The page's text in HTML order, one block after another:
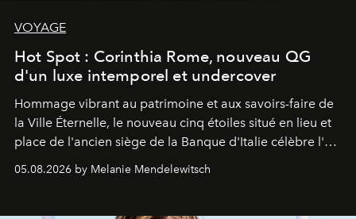
VOYAGE
Hot Spot : Corinthia Rome, nouveau QG
d'un luxe intemporel et undercover
Hommage vibrant au patrimoine et aux savoirs-faire de
la Ville Éternelle, le nouveau cinq étoiles situé en lieu et
place de l'ancien siège de la Banque d'Italie célèbre l'art
05.08.2026 by Melanie Mendelewitsch